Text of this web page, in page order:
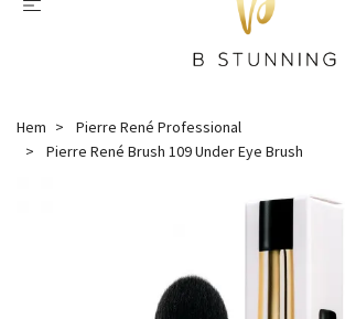
Hem
Pierre René Professional
Pierre René Brush 109 Under Eye Brush